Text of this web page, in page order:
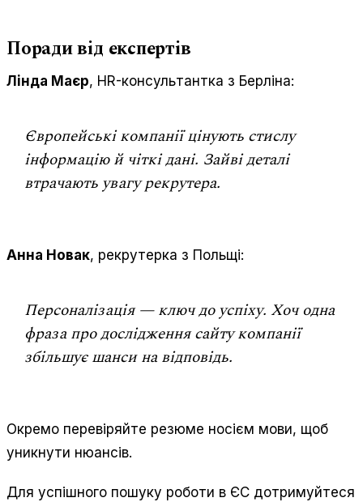
Поради від експертів
Лінда Маєр, HR-консультантка з Берліна:
Європейські компанії цінують стислу
інформацію й чіткі дані. Зайві деталі
втрачають увагу рекрутера.
Анна Новак, рекрутерка з Польщі:
Персоналізація — ключ до успіху. Хоч одна
фраза про дослідження сайту компанії
збільшує шанси на відповідь.
Окремо перевіряйте резюме носієм мови, щоб
уникнути нюансів.
Для успішного пошуку роботи в ЄС дотримуйтеся